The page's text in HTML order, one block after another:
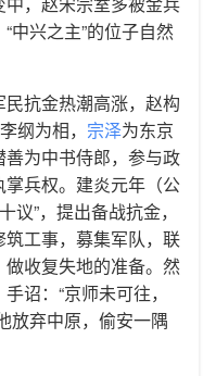
中兴之主”的位子自然
抗金热潮高涨，赵构
纲为相， 宗泽为东京
为中书侍郎，参与政
兵权。建炎元年（公
议”，提出备战抗金，
工事，募集军队，联
收复失地的准备。然
诏：“京师未可往，
放弃中原，偷安一隅